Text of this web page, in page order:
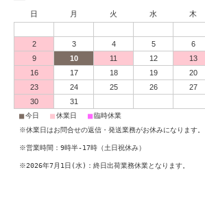
日 月 火 水 木
2
3 4 5 6
9
10 11 12 13
16
17 18 19 20
23
24 25 26 27
30
31
■今日 ■休業日 ■臨時休業
※休業日はお問合せの返信・発送業務がお休みになります。
※営業時間：9時半-17時（土日祝休み）
※2026年7月1日(水)：終日出荷業務休業となります。